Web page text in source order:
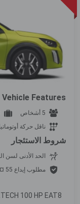
Vehicle Features
5 أشخاص
ناقل حركة
شروط الاستئجار
الحد الأدنى لسن السائق: 21 - رخصة
مطلوب إيداع 55 ¤ لهذه السيارة.
100 HP EAT8